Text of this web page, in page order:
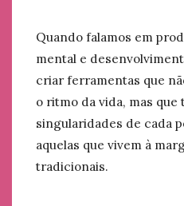
Quando falamos em
mental e
criar ferramentas que
o ritmo da vida, mas
singularidades de cada
aquelas que vivem à
tradicionais.